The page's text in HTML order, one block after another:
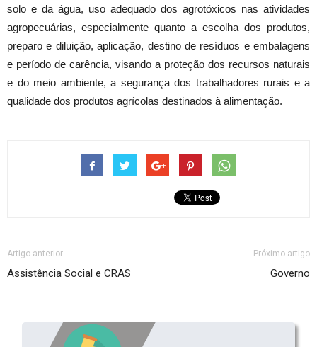
solo e da água, uso adequado dos agrotóxicos nas atividades
agropecuárias, especialmente quanto a escolha dos produtos,
preparo e diluição, aplicação, destino de resíduos e embalagens
e período de carência, visando a proteção dos recursos naturais
e do meio ambiente, a segurança dos trabalhadores rurais e a
qualidade dos produtos agrícolas destinados à alimentação.
Artigo anterior
Assistência Social e CRAS
Próximo artigo
Governo